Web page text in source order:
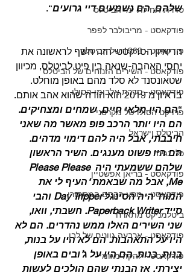
סדרת תחילת ימי הביטלס
פודקאסט - מריבולבר לפפר
פודקאסט - 1969 של הביטלס
פודקאסט - השירים הזנוחים של הביטלס
פודקאסט - סדרת אלבומי הסולו
פרויקט הסולו של מקרטני
הביטלס וישראל
כלי נגינה
פודקאסט - בריאן אפשטיין
פודקאסט - מסע הקסם המסתורי
ביטלמניקס מתארח
פודקאסט - ארבעה גוונים של לבן
פודקאסט - להקה מגומי
שלהם, הם נשמעים דיי גרועים“.
הריאיון הסרקסטי הזה חשף לראשונה את
יחסי האהבה-שנאה בין פיט לביטלס, מכיוון
שטאונסנד לא סלד מהם באופן מוחלט.
בראיון מ 2019 הוא הודה שהוא אהב אותם.
“הם היו מלאי חיים, שמחים ומצחיקים.
הם היו יותר הרכב פופ מאשר מה שאני
חיבבתי, אבל היה להם דימוי מדהים.
הם היו פשוט מענגים. השיר הראשון
שלהם ששמעתי היה Please Please
Me, אבל מה שבאמת ‘העיף לי את
המוח’ היה הסינגל Day Tripper והבי
סייד Paperback Writer. חשבתי, וואו,
שני השירים האלו ממש נהדרים. הם לא
היו על התאהבות. הם לא היו על בנות,
בנות, בנות. הם היו על ג’ובים באופן
יצירתי. אז הבנתי שהם הולכים לעשות